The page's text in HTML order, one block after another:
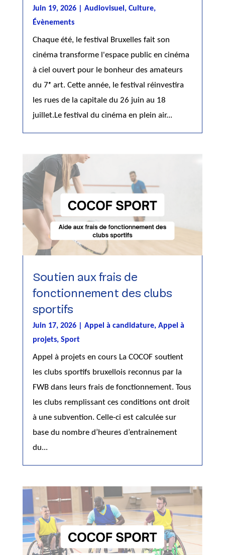
Juin 19, 2026| Audiovisuel , Culture,
Évènements
Chaque été, le festival Bruxelles fait son
cinéma transforme l'espace public en cinéma
à ciel ouvert pour le bonheur des amateurs
du 7ᵉ art. Cette année, le festival réinvestira
les rues de la capitale du 26 juin au 18
juillet.Le festival du cinéma en plein air...
Soutien aux frais de
fonctionnement des clubs
sportifs
Juin 17, 2026| Appel à candidature, Appel à
projets, Sport
Appel à projets en cours La COCOF soutient
les clubs sportifs bruxellois reconnus par la
FWB dans leurs frais de fonctionnement. Tous
les clubs remplissant ces conditions ont droit
à une subvention. Celle-ci est calculée sur
base du nombre d’heures d’entrainement
du...